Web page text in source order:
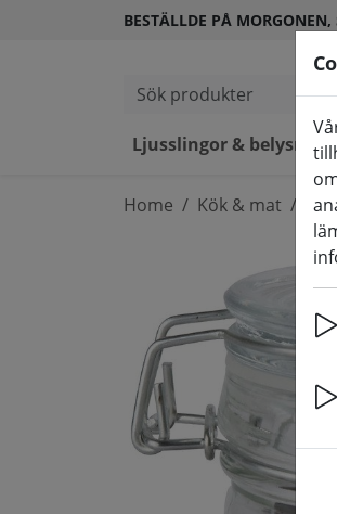
BESTÄLLDE PÅ MORGONEN,
Sök produkter
Ljusslingor & belysning
Home Kök & mat